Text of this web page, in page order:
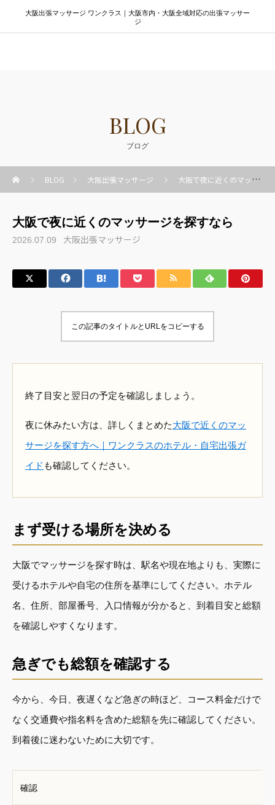
大阪出張マッサージ ワンクラス｜大阪市内・大阪全域対応の出張マッサー
ジ
BLOG
ブログ
BLOG 大阪出張マッサージ 大阪で夜に近くのマッサージを探すなら
大阪で夜に近くのマッサージを探すなら
2026.07.09 大阪出張マッサージ
この記事のタイトルとURLをコピーする
終了目安と翌日の予定を確認しましょう。
夜に休みたい方は、詳しくまとめた大阪で近くのマッ
サージを探す方へ｜ワンクラスのホテル・自宅出張ガ
イド も確認してください。
まず受ける場所を決める
大阪でマッサージを探す時は、駅名や現在地よりも、実際に
受けるホテルや自宅の住所を基準にしてください。ホテル
名、住所、部屋番号、入口情報が分かると、到着目安と総額
を確認しやすくなります。
急ぎでも総額を確認する
今から、今日、夜遅くなど急ぎの時ほど、コース料金だけで
なく交通費や指名料を含めた総額を先に確認してください。
到着後に迷わないために大切です。
確認